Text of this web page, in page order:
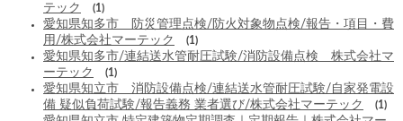
テック
(1)
愛知県知多市 防災管理点検/防火対象物点検/報告・項目・費
用/株式会社マーテック
(1)
愛知県知多市/連結送水管耐圧試験/消防設備点検 株式会社マ
ーテック
(1)
愛知県知立市 消防設備点検/連結送水管耐圧試験/自家発電設
備 疑似負荷試験/報告義務 業者選び/株式会社マーテック
(1)